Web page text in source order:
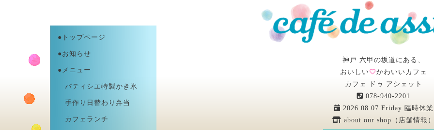
神戸 六甲の坂道にある、
おいしい
かわいいカフェ
カフェ ドゥ アシェット
078-940-2201
2026.08.07 Friday 臨時休業
about our shop（ 店舗情報
●トップページ
●お知らせ
●メニュー
パティシエ特製かき氷
手作り日替わり弁当
カフェランチ